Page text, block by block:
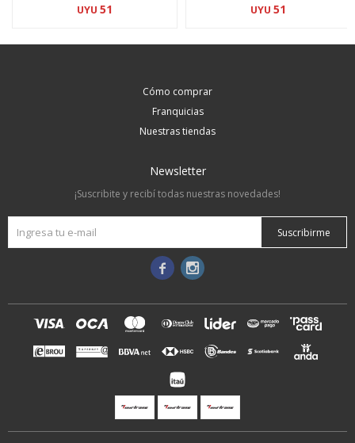
UYU 51 UYU 51
Cómo comprar
Franquicias
Nuestras tiendas
Newsletter
¡Suscribite y recibí todas nuestras novedades!
Suscribirme
 